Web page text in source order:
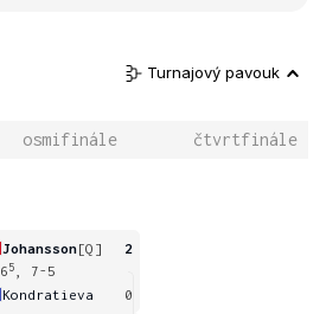
Turnajový pavouk
osmifinále čtvrtfinále
Johansson[Q]
2
5
, 7-5
Kondratieva
0